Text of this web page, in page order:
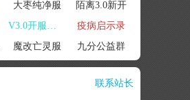
大枣纯净服
陌离3.0新开
V3.0开服联机
疫病启示录
魔改亡灵服 九分公益群
联系站长